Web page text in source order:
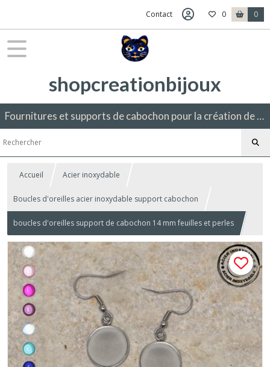
Contact 0 0
shopcreationbijoux
Fournitures et supports de cabochon pour la création de bijoux fantaisie.
Accueil Acier inoxydable
Boucles d'oreilles acier inoxydable support cabochon
boucles d'oreilles support de cabochon 14 mm feuilles et perles